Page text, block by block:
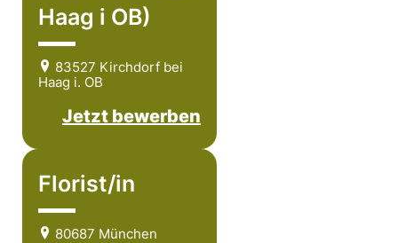
Haag i OB)
83527 Kirchdorf bei
Haag i. OB
Jetzt bewerben
Florist/in
80687 München